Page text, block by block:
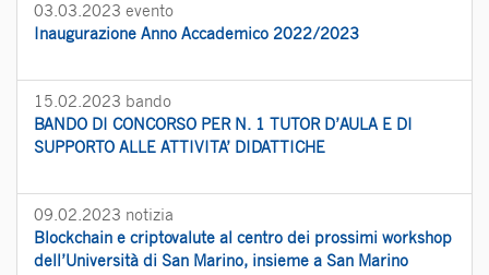
03.03.2023 evento
Inaugurazione Anno Accademico 2022/2023
15.02.2023 bando
BANDO DI CONCORSO PER N. 1 TUTOR D’AULA E DI
SUPPORTO ALLE ATTIVITA’ DIDATTICHE
09.02.2023 notizia
Blockchain e criptovalute al centro dei prossimi workshop
dell’Università di San Marino, insieme a San Marino